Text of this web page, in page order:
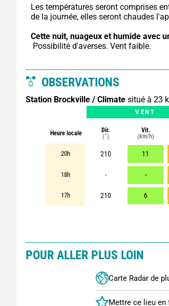
Les températures seront comprises
de la journée, elles seront chaudes
Cette nuit, nuageux et humide avec
Possibilité d'averses. Vent faible.
OBSERVATIONS
Station Brockville / Climate situé à 23
VENT
Heure locale
Dir.
(°)
Vit.
(km/h)
20h 210 11
18h - -
17h 210 6
POUR ALLER PLUS LOIN
Carte Radar de